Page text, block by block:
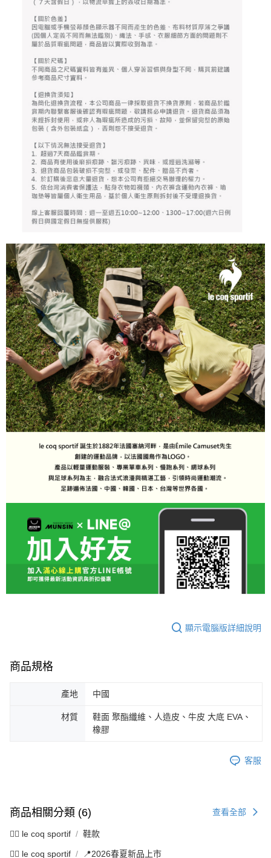
顯示電腦版詳細說明
商品規格
產地 中國
材質
鞋面 聚酯纖維、人造皮、牛皮 大底 EVA、
橡膠
客服
商品相關分類 (6) 查看全部
🚴‍♂️ le coq sportif 鞋款
🚴‍♂️ le coq sportif 📍2026春夏新品上市